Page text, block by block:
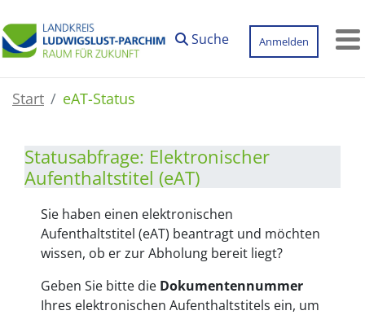
Suche
Anmelden
Start eAT-Status
Statusabfrage: Elektronischer
Aufenthaltstitel (eAT)
Statusabfrage
Sie haben einen elektronischen
Aufenthaltstitel (eAT) beantragt und möchten
wissen, ob er zur Abholung bereit liegt?
Geben Sie bitte die Dokumentennummer
Ihres elektronischen Aufenthaltstitels ein, um